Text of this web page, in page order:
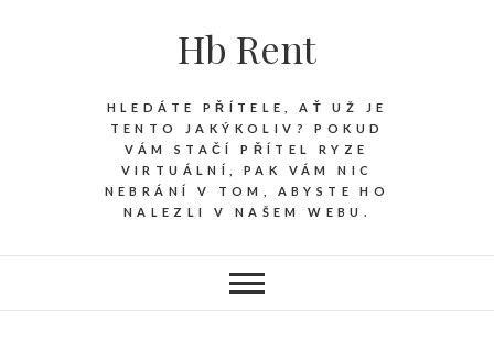
Hb Rent
HLEDÁTE PŘÍTELE, AŤ UŽ JE
TENTO JAKÝKOLIV? POKUD
VÁM STAČÍ PŘÍTEL RYZE
VIRTUÁLNÍ, PAK VÁM NIC
NEBRÁNÍ V TOM, ABYSTE HO
NALEZLI V NAŠEM WEBU.